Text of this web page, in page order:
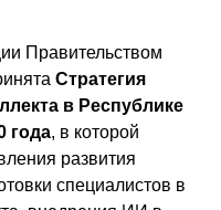
Правительством
Стратегия
в Республике
года, в которой
развития
специалистов в